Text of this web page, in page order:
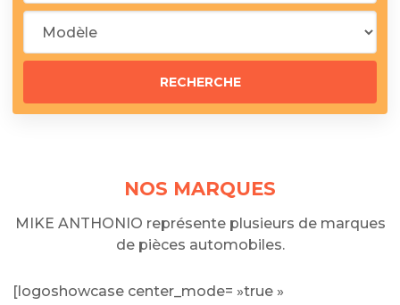
NOS MARQUES
MIKE ANTHONIO représente plusieurs de marques
de pièces automobiles.
[logoshowcase center_mode= »true »